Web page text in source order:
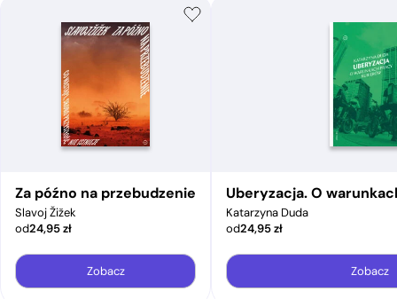
Za późno na przebudzenie
Slavoj Žižek
od24,95zł
Zobacz
Uberyzacja. O
Katarzyna Duda
od24,95zł
Zobacz